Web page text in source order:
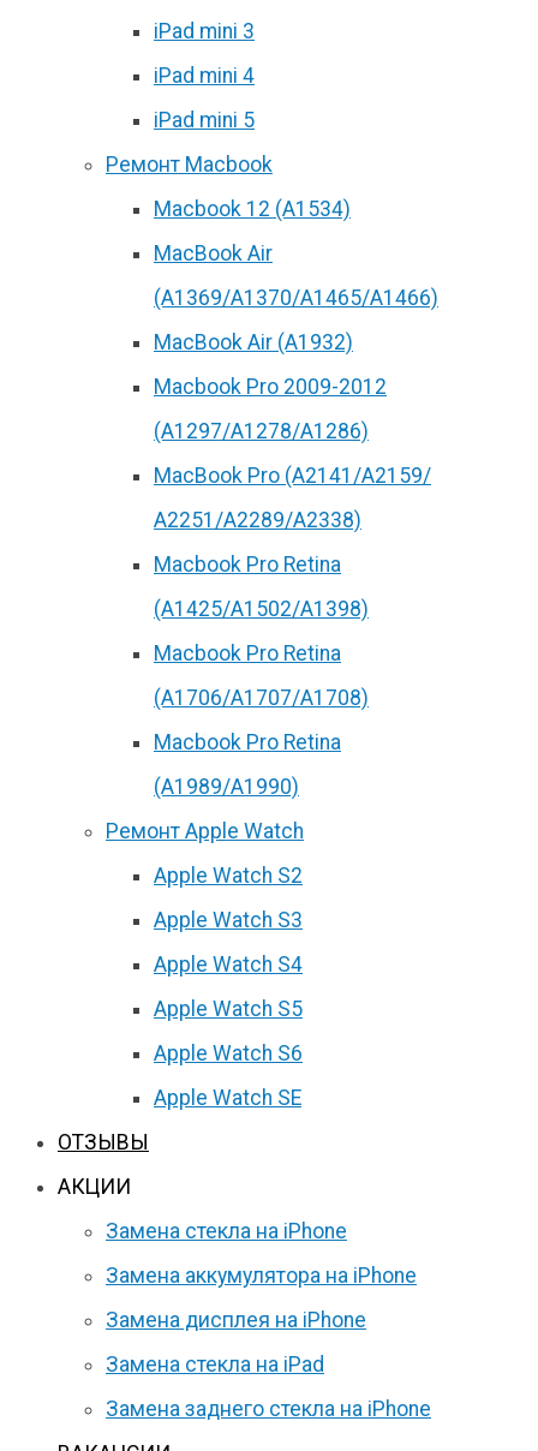
iPad mini 3
iPad mini 4
iPad mini 5
Ремонт Macbook
Macbook 12 (А1534)
MacBook Air
(A1369/A1370/A1465/A1466)
MacBook Air (A1932)
Macbook Pro 2009-2012
(A1297/A1278/A1286)
MacBook Pro (А2141/А2159/
А2251/A2289/A2338)
Macbook Pro Retina
(А1425/A1502/A1398)
Macbook Pro Retina
(А1706/A1707/A1708)
Macbook Pro Retina
(А1989/A1990)
Ремонт Apple Watch
Apple Watch S2
Apple Watch S3
Apple Watch S4
Apple Watch S5
Apple Watch S6
Apple Watch SE
ОТЗЫВЫ
АКЦИИ
Замена стекла на iPhone
Замена аккумулятора на iPhone
Замена дисплея на iPhone
Замена стекла на iPad
Замена заднего стекла на iPhone